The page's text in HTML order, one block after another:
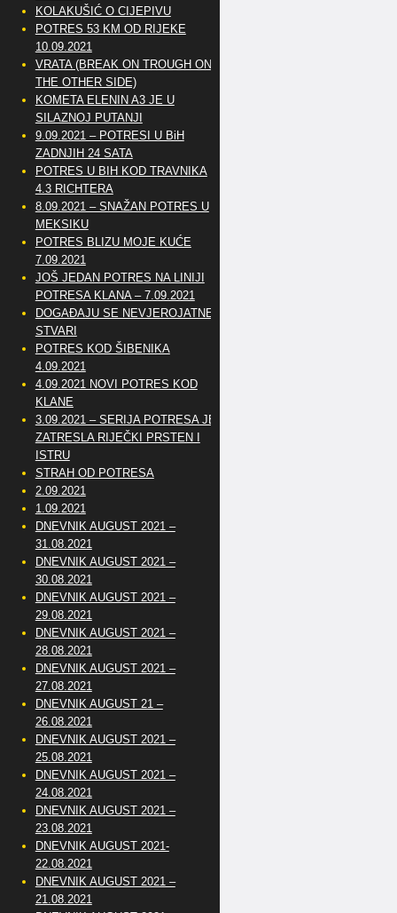
KOLAKUŠIĆ O CIJEPIVU
POTRES 53 KM OD RIJEKE
10.09.2021
VRATA (BREAK ON TROUGH ON
THE OTHER SIDE)
KOMETA ELENIN A3 JE U
SILAZNOJ PUTANJI
9.09.2021 – POTRESI U BiH
ZADNJIH 24 SATA
POTRES U BIH KOD TRAVNIKA
4.3 RICHTERA
8.09.2021 – SNAŽAN POTRES U
MEKSIKU
POTRES BLIZU MOJE KUĆE
7.09.2021
JOŠ JEDAN POTRES NA LINIJI
POTRESA KLANA – 7.09.2021
DOGAĐAJU SE NEVJEROJATNE
STVARI
POTRES KOD ŠIBENIKA
4.09.2021
4.09.2021 NOVI POTRES KOD
KLANE
3.09.2021 – SERIJA POTRESA JE
ZATRESLA RIJEČKI PRSTEN I
ISTRU
STRAH OD POTRESA
2.09.2021
1.09.2021
DNEVNIK AUGUST 2021 –
31.08.2021
DNEVNIK AUGUST 2021 –
30.08.2021
DNEVNIK AUGUST 2021 –
29.08.2021
DNEVNIK AUGUST 2021 –
28.08.2021
DNEVNIK AUGUST 2021 –
27.08.2021
DNEVNIK AUGUST 21 –
26.08.2021
DNEVNIK AUGUST 2021 –
25.08.2021
DNEVNIK AUGUST 2021 –
24.08.2021
DNEVNIK AUGUST 2021 –
23.08.2021
DNEVNIK AUGUST 2021-
22.08.2021
DNEVNIK AUGUST 2021 –
21.08.2021